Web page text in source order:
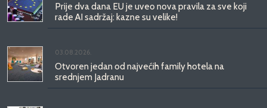
Prije dva dana EU je uveo nova pravila za sve koji
rade AI sadržaj: kazne su velike!
03.08.2026.
Otvoren jedan od najvećih family hotela na
srednjem Jadranu